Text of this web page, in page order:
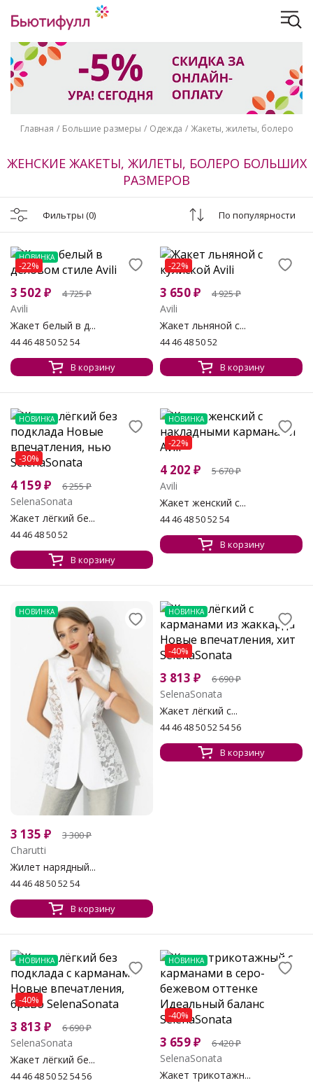
Главная Большие размеры Одежда Жакеты, жилеты, болеро
ЖЕНСКИЕ ЖАКЕТЫ, ЖИЛЕТЫ, БОЛЕРО БОЛЬШИХ
РАЗМЕРОВ
Фильтры (0) По популярности
НОВИНКА
-22%
3 502 ₽ 4 725₽
Avili
Жакет белый в д...
44 46 48 50 52 54
В корзину
-22%
3 650₽ 4 925₽
Avili
Жакет льняной с...
44 46 48 50 52
В корзину
НОВИНКА
-30%
4 159₽ 6 255₽
SelenaSonata
Жакет лёгкий бе...
44 46 48 50 52
В корзину
НОВИНКА
-22%
4 202 ₽ 5 670₽
Avili
Жакет женский с...
44 46 48 50 52 54
В корзину
НОВИНКА
3 135 ₽ 3 300₽
Charutti
Жилет нарядный...
44 46 48 50 52 54
В корзину
НОВИНКА
-40%
3 813 ₽ 6 690₽
SelenaSonata
Жакет лёгкий с...
44 46 48 50 52 54 56
В корзину
НОВИНКА
-40%
3 813 ₽ 6 690₽
SelenaSonata
Жакет лёгкий бе...
44 46 48 50 52 54 56
НОВИНКА
-40%
3 659₽ 6 420₽
SelenaSonata
Жакет трикотажн...